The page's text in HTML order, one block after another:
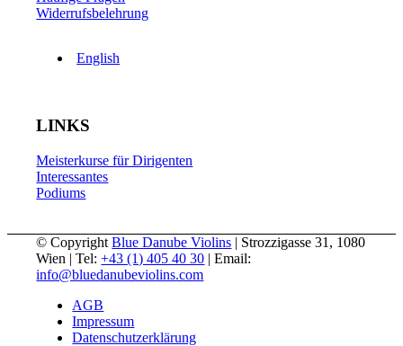
Widerrufsbelehrung
English
LINKS
Meisterkurse für Dirigenten
Interessantes
Podiums
© CopyrightBlue Danube Violins | Strozzigasse 31, 1080
Wien | Tel:+43 (1) 405 40 30 | Email:
info@bluedanubeviolins.com
AGB
Impressum
Datenschutzerklärung